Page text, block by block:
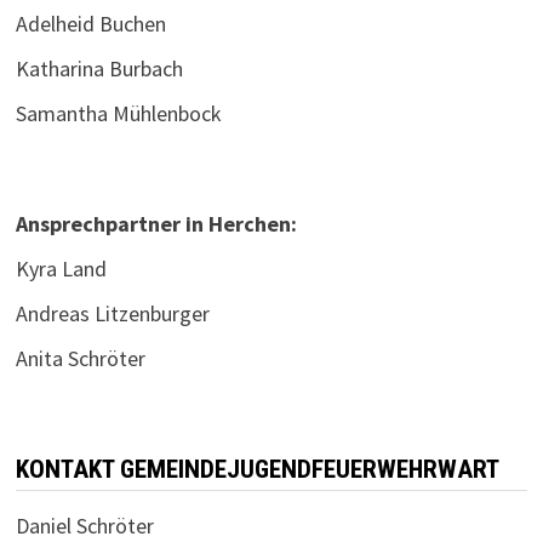
Adelheid Buchen
Katharina Burbach
Samantha Mühlenbock
Ansprechpartner in Herchen:
Kyra Land
Andreas Litzenburger
Anita Schröter
KONTAKT GEMEINDEJUGENDFEUERWEHRWART
Daniel Schröter